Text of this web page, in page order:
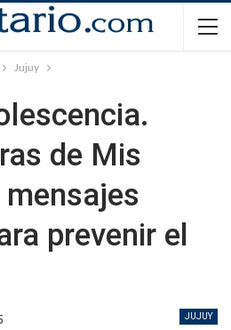
Jujuy
de Mis
mensajes
prevenir el
JUJUY